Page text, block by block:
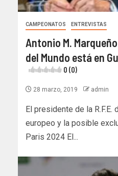
CAMPEONATOS ENTREVISTAS
Antonio M.
del Mundo está en
0 (0)
28 marzo, 2019 admin
El presidente de la R.F.E.
europeo y la posible
Paris 2024 El...